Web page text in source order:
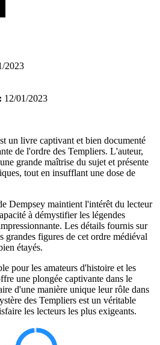
2023
12/01/2023
un livre captivant et bien documenté
de l'ordre des Templiers. L'auteur,
grande maîtrise du sujet et présente
tout en insufflant une dose de
Dempsey maintient l'intérêt du lecteur
à démystifier les légendes
Les détails fournis sur
grandes figures de cet ordre médiéval
étayés.
pour les amateurs d'histoire et les
une plongée captivante dans le
d'une manière unique leur rôle dans
des Templiers est un véritable
les lecteurs les plus exigeants.